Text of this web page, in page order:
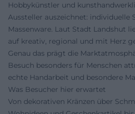
Hobbykünstler und
Aussteller auszeichnet: individuelle
Massenware. Laut Stadt Landshut
auf kreativ, regional und mit Herz
Genau das prägt die
Besuch besonders für Menschen
echte Handarbeit und besondere
Was Besucher hier erwartet
Von dekorativen Kränzen über